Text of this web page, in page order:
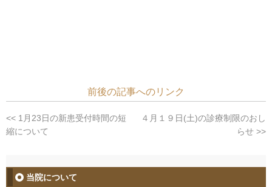
前後の記事へのリンク
<< 1月23日の新患受付時間の短
縮について
４月１９日(土)の診療制限のおし
らせ >>
当院について